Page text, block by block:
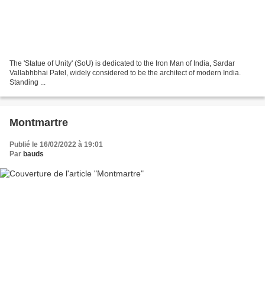
The 'Statue of Unity' (SoU) is dedicated to the Iron Man of India, Sardar
Vallabhbhai Patel, widely considered to be the architect of modern India.
Standing ...
Montmartre
Publié le 16/02/2022 à 19:01
Par bauds